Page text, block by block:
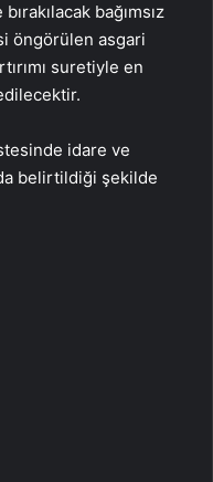
bağımsız
öngörülen asgari
suretiyle en
idare ve
belirtildiği şekilde